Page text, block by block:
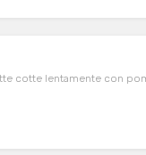
cotte lentamente con